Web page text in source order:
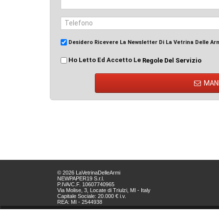
Desidero Ricevere La Newsletter Di La Vetrina Delle
Ho Letto Ed Accetto Le Regole Del Servizio
© 2026 LaVetrinaDelleArmi
NEWPAPER19 S.r.l.
P.IVA/C.F. 10607740965
Via Molise, 3, Locate di Triulzi, MI - Italy
Capitale Sociale: 20.000 € i.v.
REA: MI - 2544938